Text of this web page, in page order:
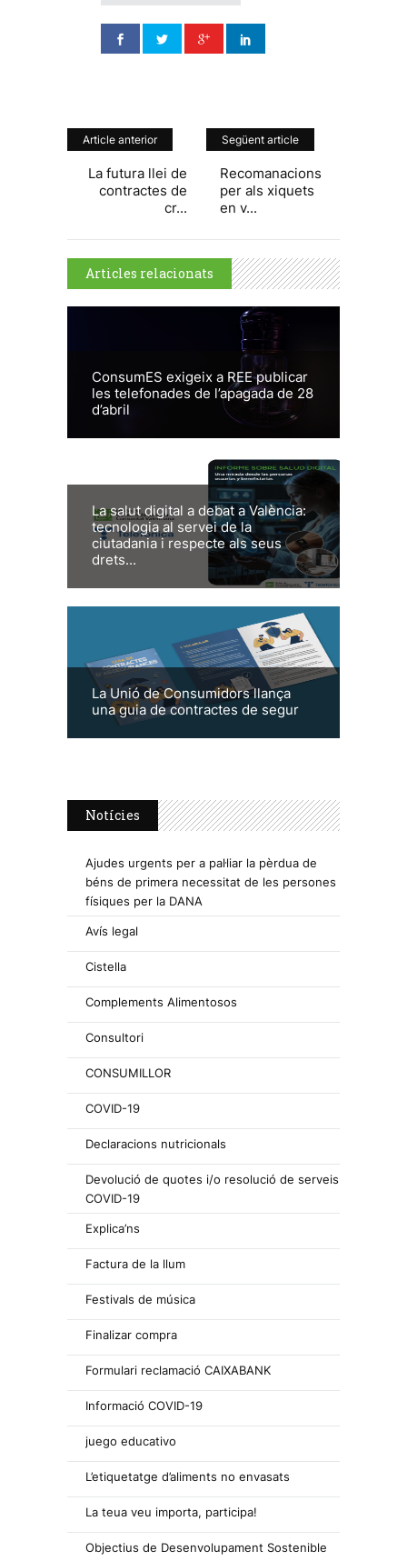
Article anterior
La futura llei de
contractes de
cr...
Següent article
Recomanacions
per als xiquets
en v...
Articles relacionats
ConsumES exigeix a REE publicar
les telefonades de l’apagada de 28
d’abril
La salut digital a debat a València:
tecnologia al servei de la
ciutadania i respecte als seus
drets...
La Unió de Consumidors llança
una guia de contractes de segur
Notícies
Ajudes urgents per a pal·liar la pèrdua de
béns de primera necessitat de les persones
físiques per la DANA
Avís legal
Cistella
Complements Alimentosos
Consultori
CONSUMILLOR
COVID-19
Declaracions nutricionals
Devolució de quotes i/o resolució de serveis
COVID-19
Explica’ns
Factura de la llum
Festivals de música
Finalizar compra
Formulari reclamació CAIXABANK
Informació COVID-19
juego educativo
L’etiquetatge d’aliments no envasats
La teua veu importa, participa!
Objectius de Desenvolupament Sostenible